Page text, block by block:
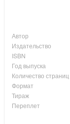
Автор
Издательство
ISBN
Год выпуска
Количество страниц
Формат
Тираж
Переплет